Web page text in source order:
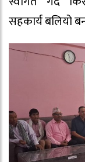
सहकार्य बलियो